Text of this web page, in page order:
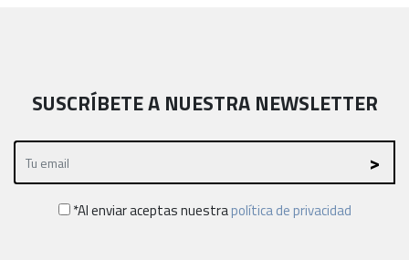
SUSCRÍBETE A NUESTRA NEWSLETTER
*Al enviar aceptas nuestrapolítica de privacidad